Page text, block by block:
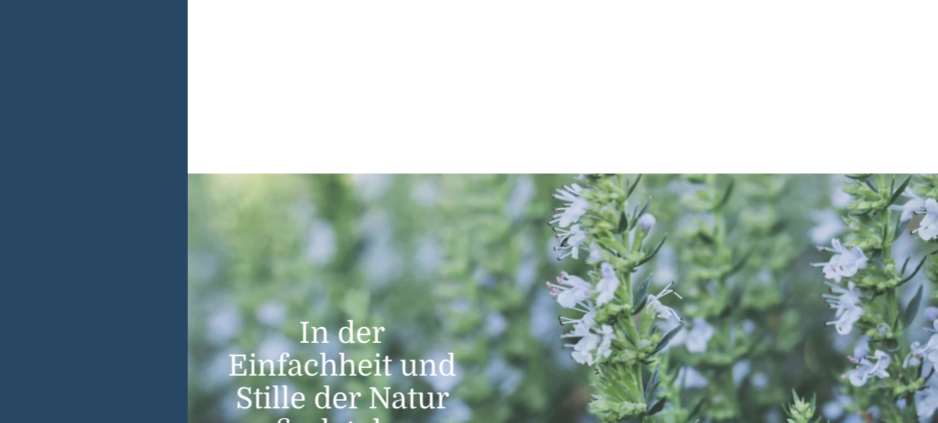
Ein Sommer
voller
In der
Einfachheit und
Stille der Natur
feeling - Zauber der Düfte
Ätherische Öle
"In den Pflanzen
steckt die ganze
Kraft der Erde.
"Blumen sind das
Lächeln der Natur.
Es geht auch ohne
"Die Erschaffung
einer kleinen
Blume ist das